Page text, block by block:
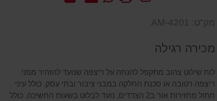
מק"ט: AM-4201
מכירה רגילה
לוח שילוט צהוב מתקפל להנחה על ריצפה שנועד להזהיר מפני
ריצפה רטובה או סכנת החלקה במבני ציבור ובתי עסק. כולל עיני
חתול מחזירות אור ב2 הצדדים, נועד לבלוט בשעות החשיכה. כולל